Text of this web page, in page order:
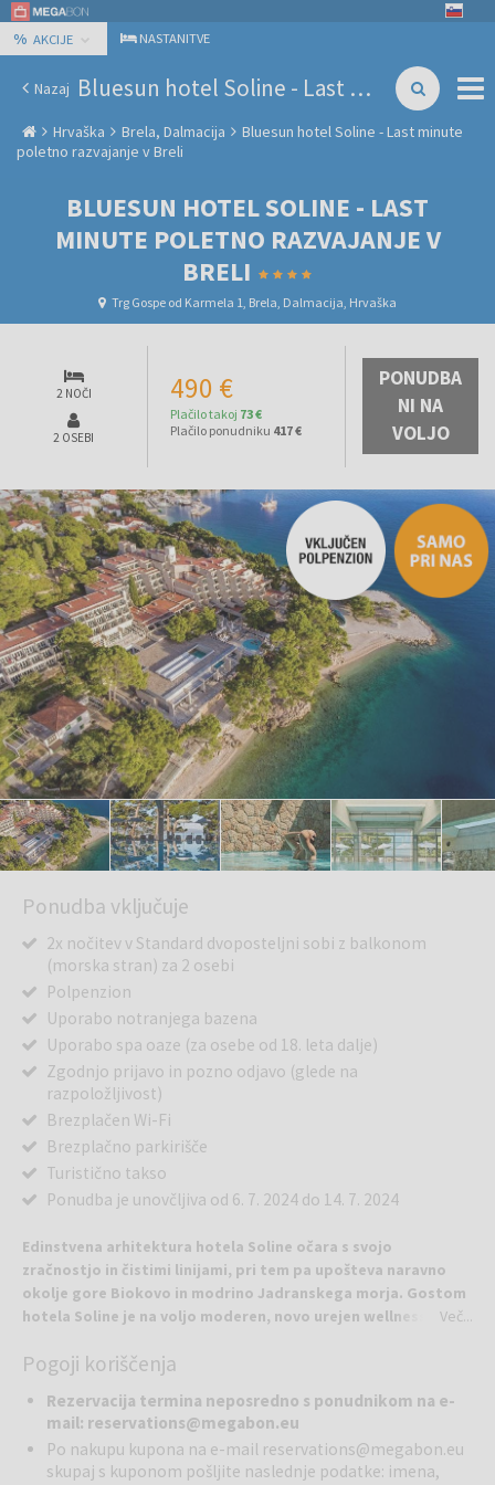
% AKCIJE NASTANITVE
Nazaj Bluesun hotel Soline - Last minute poletno razvajanje v Breli
Hrvaška Brela, Dalmacija
Bluesun hotel Soline - Last minute
poletno razvajanje v Breli
BLUESUN HOTEL SOLINE - LAST
MINUTE POLETNO RAZVAJANJE V
BRELI
Trg Gospe od Karmela 1, Brela, Dalmacija, Hrvaška
2 NOČI
2 OSEBI
490 €
Plačilo takoj 73 €
Plačilo ponudniku 417 €
PONUDBA
NI NA
VOLJO
Ponudba vključuje
2x nočitev v Standard dvoposteljni sobi z balkonom
(morska stran) za 2 osebi
Polpenzion
Uporabo notranjega bazena
Uporabo spa oaze (za osebe od 18. leta dalje)
Zgodnjo prijavo in pozno odjavo (glede na
razpoložljivost)
Brezplačen Wi-Fi
Brezplačno parkirišče
Turistično takso
Ponudba je unovčljiva od 6. 7. 2024 do 14. 7. 2024
Edinstvena arhitektura hotela Soline očara s svojo
zračnostjo in čistimi linijami, pri tem pa upošteva naravno
okolje gore Biokovo in modrino Jadranskega morja. Gostom
hotela Soline je na voljo moderen, novo urejen wellness
prostora. Hotel Soline je od plaže in morja oddaljen samo
V hotelskem interierju prevladujejo steklo, kamen in zelene
rastline. Vendar pa je tisto, zaradi česar je ta hotel zares dober
hotel, prijaznost in strokovnost hotelskega osebja, temu pa tako
Več...
Pogoji koriščenja
Rezervacija termina neposredno s ponudnikom na e-
mail: reservations@megabon.eu
Po nakupu kupona na e-mail reservations@megabon.eu
skupaj s kuponom pošljite naslednje podatke: imena,